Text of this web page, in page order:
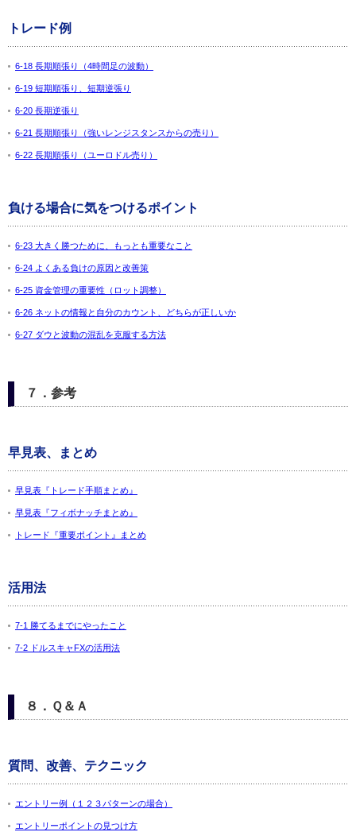
トレード例
6-18 長期順張り（4時間足の波動）
6-19 短期順張り、短期逆張り
6-20 長期逆張り
6-21 長期順張り（強いレンジスタンスからの売り）
6-22 長期順張り（ユーロドル売り）
負ける場合に気をつけるポイント
6-23 大きく勝つために、もっとも重要なこと
6-24 よくある負けの原因と改善策
6-25 資金管理の重要性（ロット調整）
6-26 ネットの情報と自分のカウント、どちらが正しいか
6-27 ダウと波動の混乱を克服する方法
７．参考
早見表、まとめ
早見表『トレード手順まとめ』
早見表『フィボナッチまとめ』
トレード『重要ポイント』まとめ
活用法
7-1 勝てるまでにやったこと
7-2 ドルスキャFXの活用法
８．Ｑ＆Ａ
質問、改善、テクニック
エントリー例（１２３パターンの場合）
エントリーポイントの見つけ方